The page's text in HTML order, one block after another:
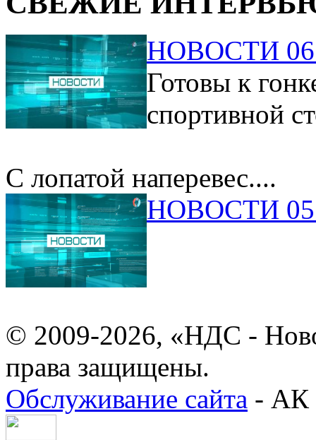
НОВОСТИ
Готовы к
спортивной
С лопатой наперевес....
НОВОСТИ
© 2009-2026, «НДС -
права защищены.
Обслуживание сайта - АК